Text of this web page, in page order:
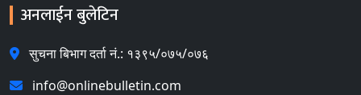
अनलाईन बुलेटिन
सुचना बिभाग दर्ता नं.: १३९५/०७५/०७६
info@onlinebulletin.com